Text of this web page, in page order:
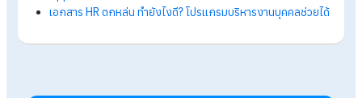
ระบบอนุมัติเอกสารสามารถกรองพนักงานเป็นแผนก ตำแหน่ง เพื่อ
เอกสารจะเป็นการกำหนดสิทธิ์ให้กับพนักงานในบริษัท เพื่อให้สามา